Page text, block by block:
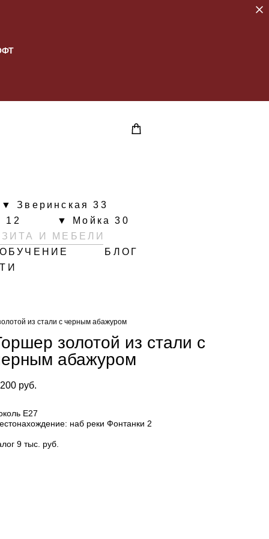
▼ Зверинская 33
12
▼ Мойка 30
И МЕБЕЛИ
ОБУЧЕНИЕ
БЛОГ
из стали с черным абажуром
золотой из стали с
абажуром
pуб.
Е27
наб реки Фонтанки 2
9 тыс. руб.